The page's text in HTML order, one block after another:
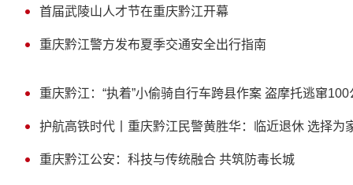
首届武陵山人才节在重庆黔江开幕
重庆黔江警方发布夏季交通安全出行指南
重庆黔江：“执着”小偷骑自行车跨县作案 盗摩托逃窜
护航高铁时代丨重庆黔江民警黄胜华：临近退休 选择为
重庆黔江公安：科技与传统融合 共筑防毒长城